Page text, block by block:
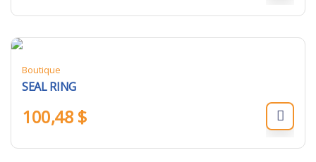
Boutique
SEAL RING
100,48 $